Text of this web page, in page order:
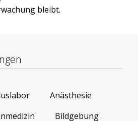
bleibt.
Anästhesie
Bildgebung